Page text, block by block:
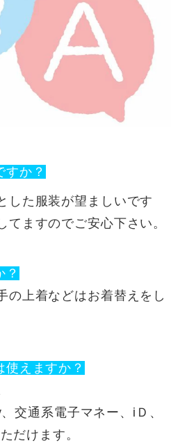
か？
した服装が望ましいです
てますのでご安心下さい。
の上着などはお着替えをし
えますか？
交通系電子マネー、iＤ、
だけます。